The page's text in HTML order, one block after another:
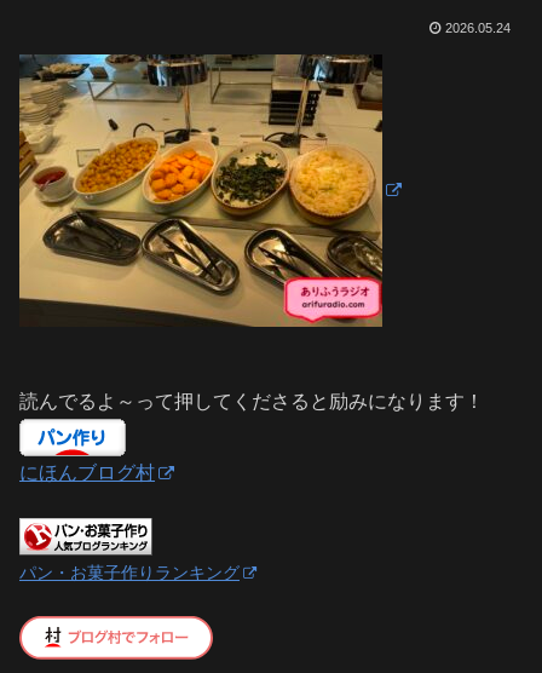
2026.05.24
読んでるよ～って押してくださると励みになります！
にほんブログ村
パン・お菓子作りランキング